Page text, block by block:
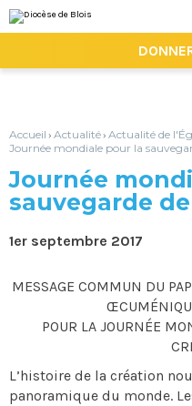
au
contenu.
la
personnels
Accueil › Actualité› Actualité de
Journée mondiale pour la
Journée
sauvegarde
1er septembre 2017
MESSAGE COMMUN DU
POUR LA JOURNÉE
L’histoire de la création
panoramique du monde.